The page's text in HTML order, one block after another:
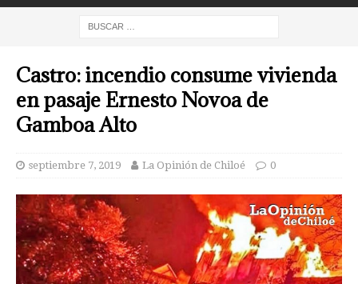
Castro: incendio consume vivienda
en pasaje Ernesto Novoa de
Gamboa Alto
septiembre 7, 2019 La Opinión de Chiloé 0